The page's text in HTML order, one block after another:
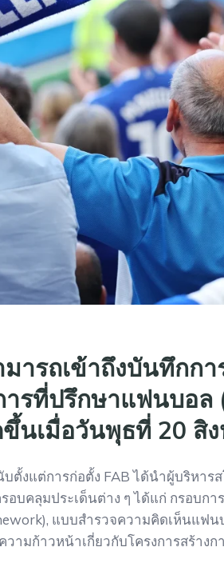
ารถเข้าถึงบันทึกก
รที่ปรึกษาแฟนบอล
ขึ้นเมื่อวันพุธที่ 20 สิ
บตั้งแต่การก่อตั้ง FAB ได้นำผู้บริหา
อบคลุมประเด็นต่าง ๆ ได้แก่ กรอบก
แบบสำรวจความคิดเห็นแฟ
ามก้าวหน้าเกี่ยวกับโครงการสร้างก